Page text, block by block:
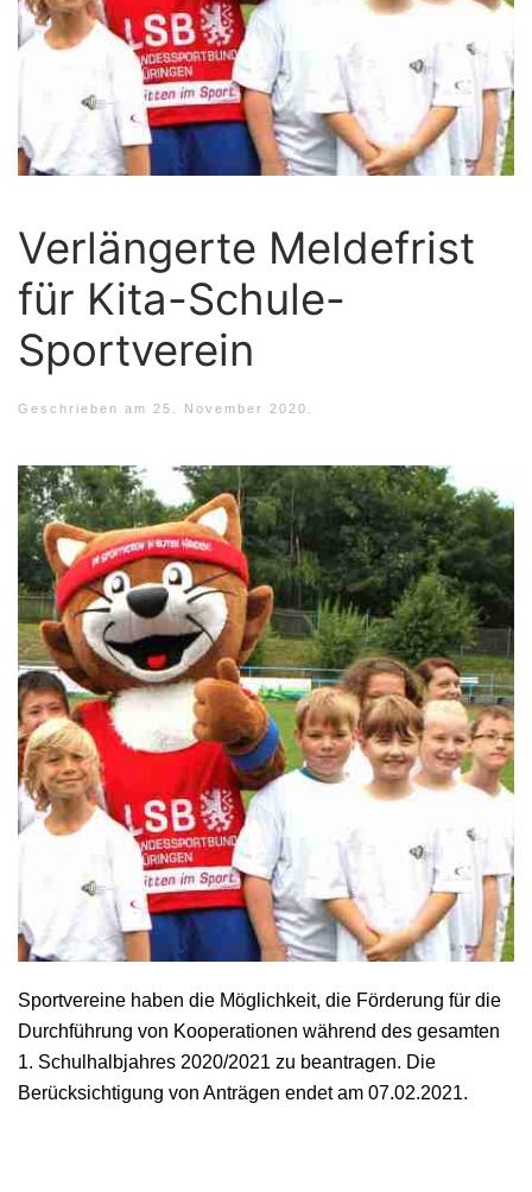
Verlängerte Meldefrist
für Kita-Schule-
Sportverein
Geschrieben am 25. November 2020
Sportvereine haben die Möglichkeit, die Förderung für die
Durchführung von Kooperationen während des gesamten
1. Schulhalbjahres 2020/2021 zu beantragen. Die
Berücksichtigung von Anträgen endet am 07.02.2021.